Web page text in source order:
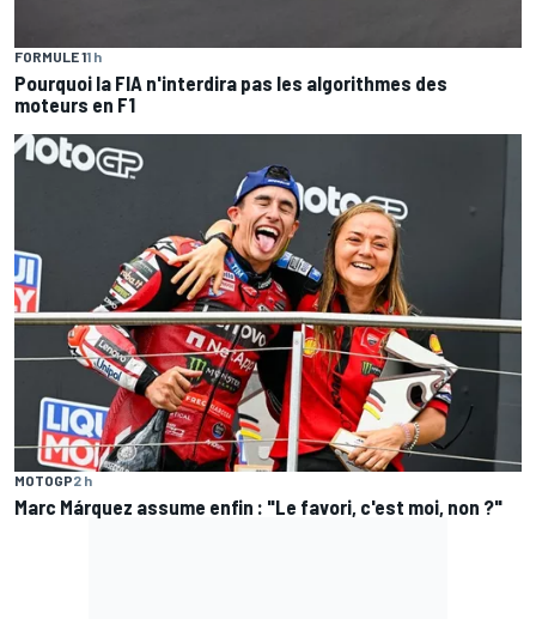
FORMULE 11 h
Pourquoi la FIA n'interdira pas les algorithmes des
moteurs en F1
MOTOGP2 h
Marc Márquez assume enfin : "Le favori, c'est moi, non ?"